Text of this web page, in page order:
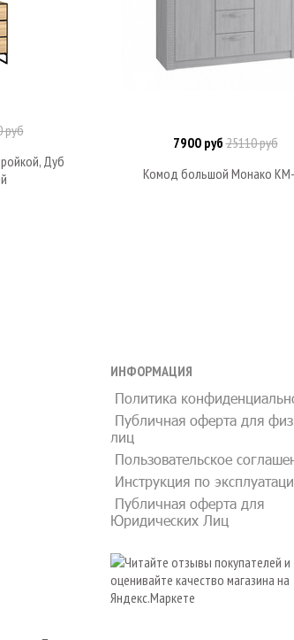
руб
Дуб
В корзину
7900 руб25110 руб
Комод большой Монако
ИНФОРМАЦИЯ
Политика
Публичная оферта для
лиц
Пользовательское
Инструкция по
Публичная оферта для
Юридических Лиц